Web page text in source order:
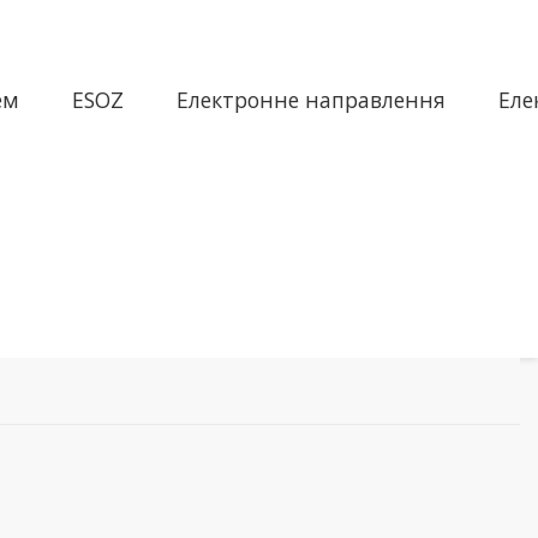
ESOZ Електронне направлення